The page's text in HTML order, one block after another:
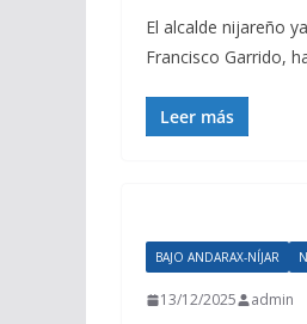
El alcalde nijareño
Francisco Garrido,
Leer más
BAJO ANDARAX-NÍJAR
13/12/2025 admin